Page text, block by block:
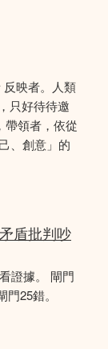
反映者。人類
只好待待邀
帶領者，依從
、創意」的
盾批判吵
證據。 閘門
25錯。